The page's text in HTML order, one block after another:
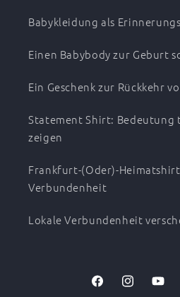
Babykleidung als
Einen Babybody zur Geburt
Ein Geschenk zur Rückkehr
Statement Shirt: Bedeutung
zeigen
Frankfurt-(Oder)-
Verbundenheit
Lokale Verbundenheit
FacebookInstagram